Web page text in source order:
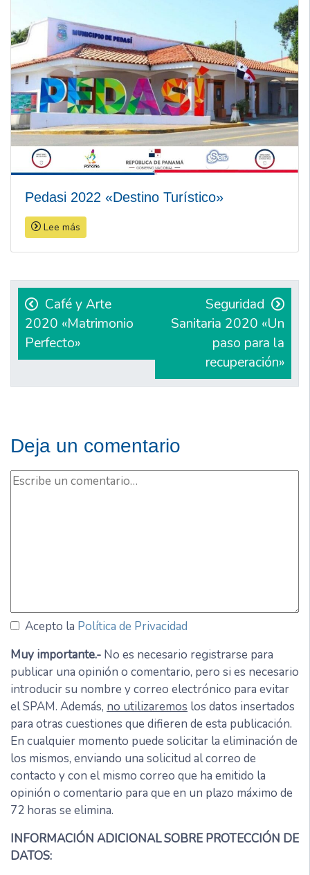
Pedasi 2022 «Destino Turístico»
Lee más
Navegación
de
entradas
Café y Arte
2020 «Matrimonio
Perfecto»
Seguridad
Sanitaria 2020 «Un
paso para la
recuperación»
Deja un comentario
Acepto la Política de Privacidad
Muy importante.- No es necesario registrarse para
publicar una opinión o comentario, pero si es necesario
introducir su nombre y correo electrónico para evitar
el SPAM. Además, no utilizaremos los datos insertados
para otras cuestiones que difieren de esta publicación.
En cualquier momento puede solicitar la eliminación de
los mismos, enviando una solicitud al correo de
contacto y con el mismo correo que ha emitido la
opinión o comentario para que en un plazo máximo de
72 horas se elimina.
INFORMACIÓN ADICIONAL SOBRE PROTECCIÓN DE
DATOS: